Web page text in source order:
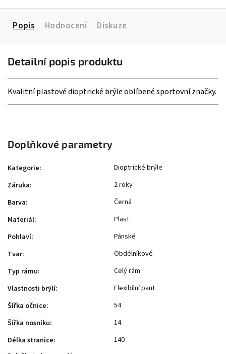
Popis Hodnocení Diskuze
Detailní popis produktu
Kvalitní plastové dioptrické brýle oblíbené sportovní značky.
Doplňkové parametry
Kategorie:
Dioptrické brýle
Záruka:
2 roky
Barva:
Černá
Materiál:
Plast
Pohlaví:
Pánské
Tvar:
Obdélníkové
Typ rámu:
Celý rám
Vlastnosti brýlí:
Flexibilní pant
Šířka očnice:
54
Šířka nosníku:
14
Délka stranice:
140